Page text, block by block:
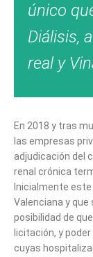
único
Diálisis,
real y
En 2018 y tras
las empresas
adjudicación del
renal crónica
Inicialmente
Valenciana y que
posibilidad de
licitación, y
cuyas